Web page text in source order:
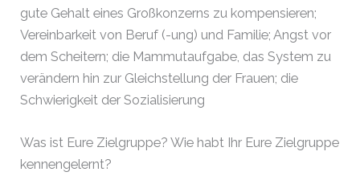
gute Gehalt eines Großkonzerns zu kompensieren;
Vereinbarkeit von Beruf (-ung) und Familie; Angst vor
dem Scheitern; die Mammutaufgabe, das System zu
verändern hin zur Gleichstellung der Frauen; die
Schwierigkeit der Sozialisierung
Was ist Eure Zielgruppe? Wie habt Ihr Eure Zielgruppe
kennengelernt?